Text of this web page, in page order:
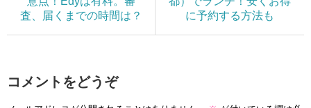
査、届くまでの時間は？
に予約する方法も
コメントをどうぞ